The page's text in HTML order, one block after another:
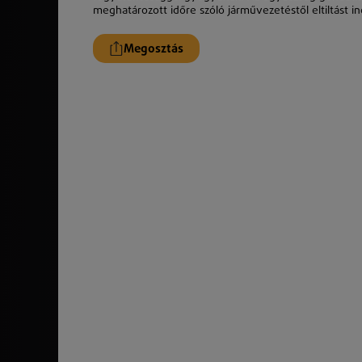
meghatározott időre szóló járművezetéstől eltiltást
Megosztás